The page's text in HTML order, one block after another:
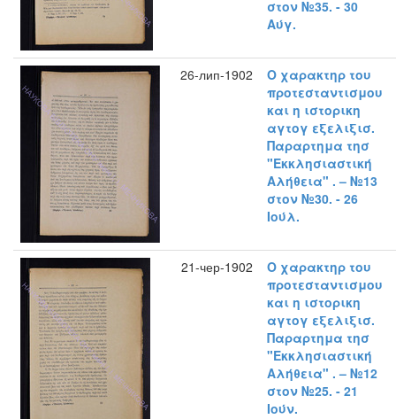
στον №35. - 30
Αύγ.
26-лип-1902
Ο χαρακτηρ του
προτεσταντισμου
και η ιστορικη
αγτογ εξελιξισ.
Παραρτημα τησ
"Εκκλησιαστική
Αλήθεια" . – №13
στον №30. - 26
Ιούλ.
21-чер-1902
Ο χαρακτηρ του
προτεσταντισμου
και η ιστορικη
αγτογ εξελιξισ.
Παραρτημα τησ
"Εκκλησιαστική
Αλήθεια" . – №12
στον №25. - 21
Ιούν.